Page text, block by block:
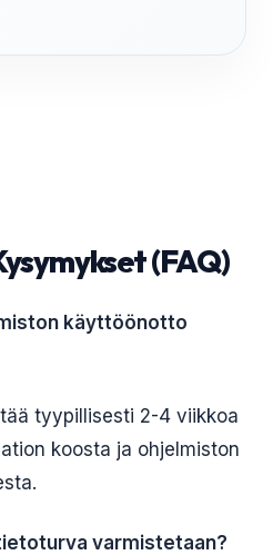
(FAQ)
käyttöönotto
tyypillisesti 2-4 viikkoa
koosta ja ohjelmiston
varmistetaan?